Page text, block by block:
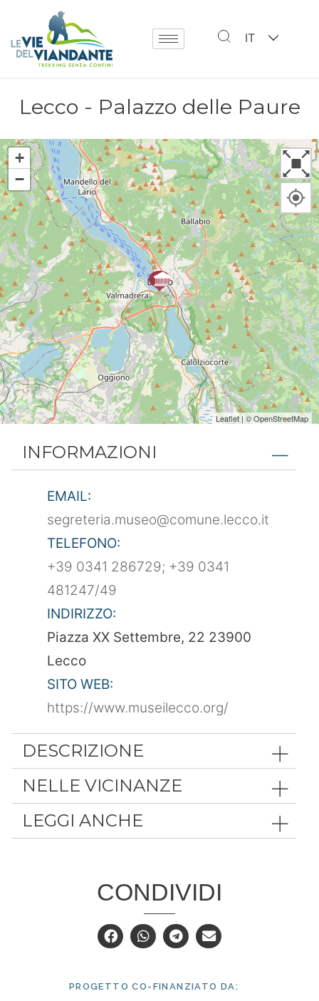
IT
Lecco - Palazzo delle Paure
INFORMAZIONI
EMAIL:
segreteria.museo@comune.lecco.it
TELEFONO:
+39 0341 286729; +39 0341
481247/49
INDIRIZZO:
Piazza XX Settembre, 22 23900
Lecco
SITO WEB:
https://www.museilecco.org/
DESCRIZIONE
NELLE VICINANZE
LEGGI ANCHE
+
−
Leaflet | ©OpenStreetMap
CONDIVIDI
PROGETTO CO-FINANZIATO DA: